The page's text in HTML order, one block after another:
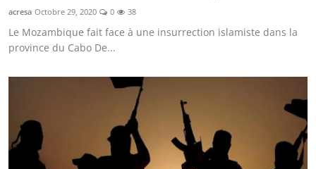
acresa Octobre 29, 2020 0 38
Le Mozambique fait face à une insurrection islamiste dans la
province du Cabo De...